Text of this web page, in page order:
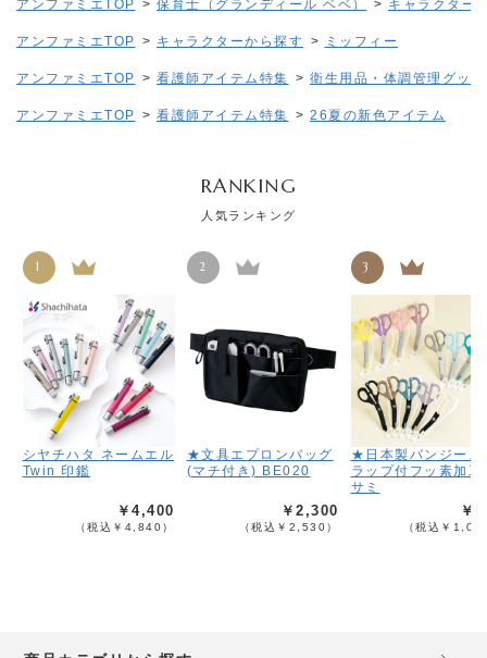
アンファミエTOP > 保育士（グランディール ベベ） > キャラクター
アンファミエTOP > キャラクターから探す > ミッフィー
アンファミエTOP > 看護師アイテム特集 > 衛生用品・体調管理グッズ
アンファミエTOP > 看護師アイテム特集 > 26夏の新色アイテム
RANKING
人気ランキング
1
シヤチハタ ネームエル
Twin 印鑑
￥4,400
（税込￥4,840）
2
★文具エプロンバッグ
(マチ付き) BE020
￥2,300
（税込￥2,530）
3
★日本製バンジース
ラップ付フッ素加工
サミ
￥
（税込￥